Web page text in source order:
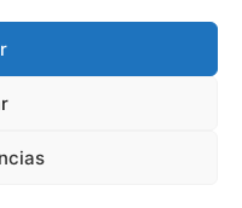
·Cookies